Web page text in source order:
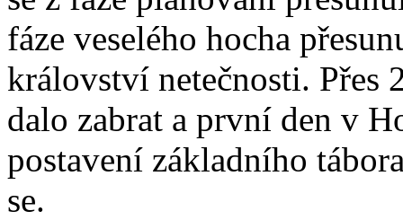
fáze veselého hocha
království netečnosti. Přes
dalo zabrat a první den v
postavení základního
se.